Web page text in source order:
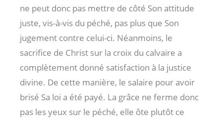
ne peut donc pas mettre de côté Son attitude
juste, vis-à-vis du péché, pas plus que Son
jugement contre celui-ci. Néanmoins, le
sacrifice de Christ sur la croix du calvaire a
complètement donné satisfaction à la justice
divine. De cette manière, le salaire pour avoir
brisé Sa loi a été payé. La grâce ne ferme donc
pas les yeux sur le péché, elle ôte plutôt ce